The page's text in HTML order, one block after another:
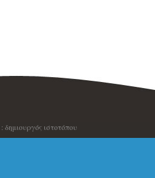
: δημιουργός ιστοτόπου